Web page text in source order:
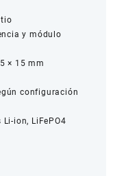
y módulo
× 15 mm
configuración
ion, LiFePO4